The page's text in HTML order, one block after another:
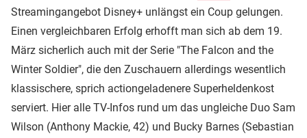
Streamingangebot Disney+ unlängst ein Coup gelungen.
Einen vergleichbaren Erfolg erhofft man sich ab dem 19.
März sicherlich auch mit der Serie "The Falcon and the
Winter Soldier", die den Zuschauern allerdings wesentlich
klassischere, sprich actiongeladenere Superheldenkost
serviert. Hier alle TV-Infos rund um das ungleiche Duo Sam
Wilson (Anthony Mackie, 42) und Bucky Barnes (Sebastian